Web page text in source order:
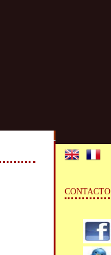
CONTACTO